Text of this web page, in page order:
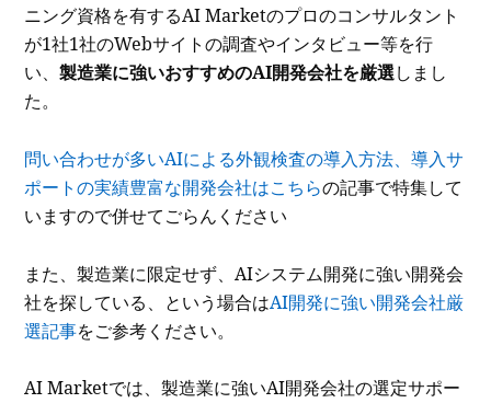
ニング資格を有するAI Marketのプロのコンサルタント
が1社1社のWebサイトの調査やインタビュー等を行
い、製造業に強いおすすめのAI開発会社を厳選しまし
た。
問い合わせが多いAIによる外観検査の導入方法、導入サ
ポートの実績豊富な開発会社はこちらの記事で特集して
いますので併せてごらんください
また、製造業に限定せず、AIシステム開発に強い開発会
社を探している、という場合はAI開発に強い開発会社厳
選記事をご参考ください。
AI Marketでは、製造業に強いAI開発会社の選定サポー